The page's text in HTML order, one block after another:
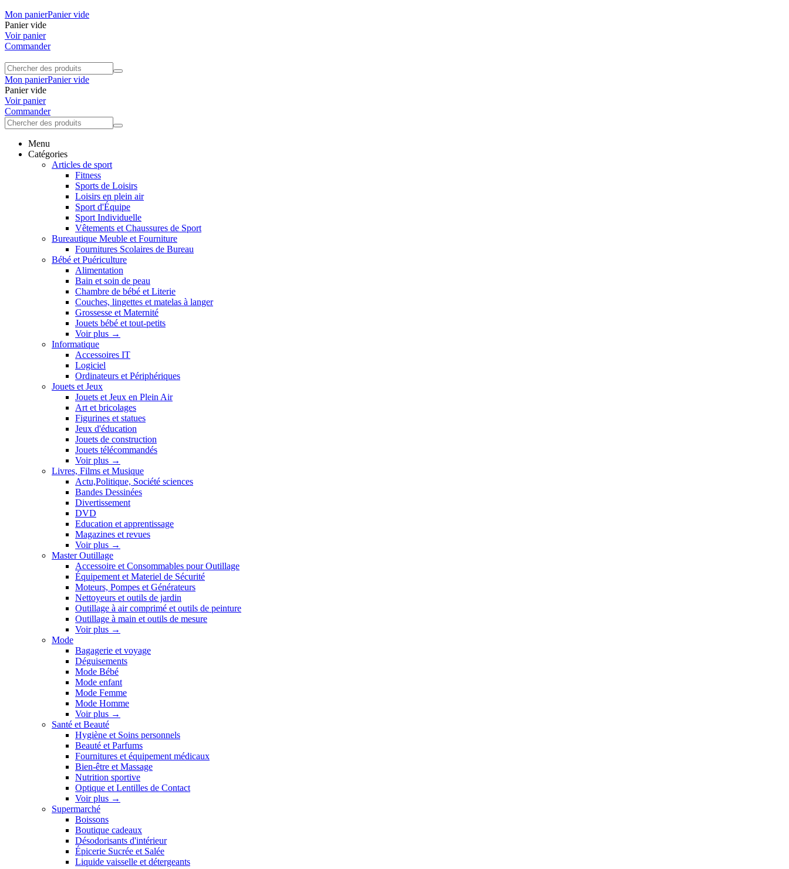
Mon panierPanier vide
Panier vide
Voir panier
Commander
Mon panierPanier vide
Panier vide
Voir panier
Commander
Menu
Catégories
Articles de sport
Fitness
Sports de Loisirs
Loisirs en plein air
Sport d'Équipe
Sport Individuelle
Vêtements et Chaussures de Sport
Bureautique Meuble et Fourniture
Fournitures Scolaires de Bureau
Bébé et Puériculture
Alimentation
Bain et soin de peau
Chambre de bébé et Literie
Couches, lingettes et matelas à langer
Grossesse et Maternité
Jouets bébé et tout-petits
Voir plus →
Informatique
Accessoires IT
Logiciel
Ordinateurs et Périphériques
Jouets et Jeux
Jouets et Jeux en Plein Air
Art et bricolages
Figurines et statues
Jeux d'éducation
Jouets de construction
Jouets télécommandés
Voir plus →
Livres, Films et Musique
Actu,Politique, Société sciences
Bandes Dessinées
Divertissement
DVD
Education et apprentissage
Magazines et revues
Voir plus →
Master Outillage
Accessoire et Consommables pour Outillage
Équipement et Materiel de Sécurité
Moteurs, Pompes et Générateurs
Nettoyeurs et outils de jardin
Outillage à air comprimé et outils de peinture
Outillage à main et outils de mesure
Voir plus →
Mode
Bagagerie et voyage
Déguisements
Mode Bébé
Mode enfant
Mode Femme
Mode Homme
Voir plus →
Santé et Beauté
Hygiène et Soins personnels
Beauté et Parfums
Fournitures et équipement médicaux
Bien-être et Massage
Nutrition sportive
Optique et Lentilles de Contact
Voir plus →
Supermarché
Boissons
Boutique cadeaux
Désodorisants d'intérieur
Épicerie Sucrée et Salée
Liquide vaisselle et détergeants